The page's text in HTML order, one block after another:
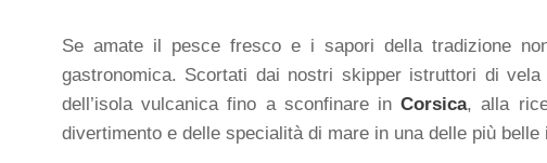
Se amate il pesce fresco e i sapori della tradizione
gastronomica. Scortati dai nostri skipper istruttori di
dell’isola vulcanica fino a sconfinare inCorsica, alla
divertimento e delle specialità di mare in una delle più